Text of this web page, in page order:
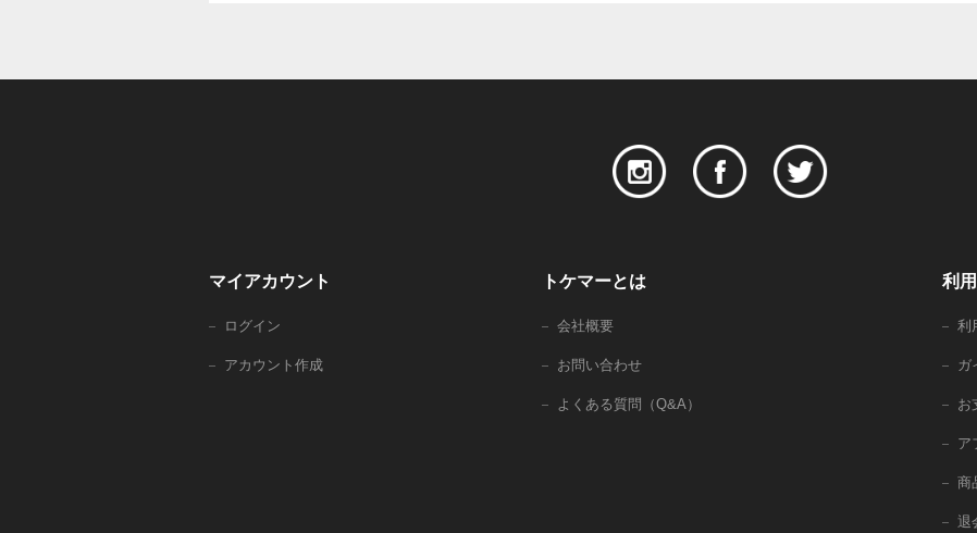
マイアカウント
ログイン
アカウント作成
トケマーとは
会社概要
お問い合わせ
よくある質問（Q&A）
利
利
ガ
お
ア
商
退